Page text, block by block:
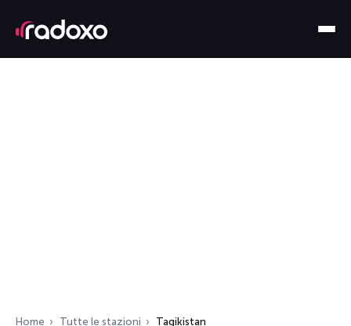
Home Tutte le stazioni Tagikistan